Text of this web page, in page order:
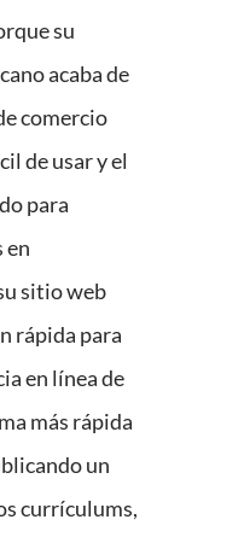
su
acaba de
comercio
de usar y el
para
en
sitio web
rápida para
en línea de
más rápida
un
currículums,